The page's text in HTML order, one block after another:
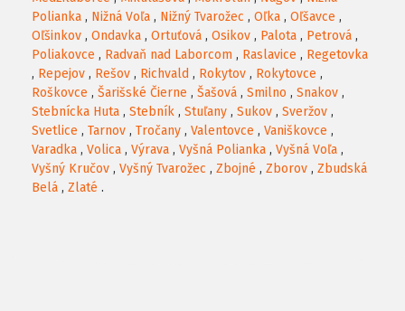
Polianka , Nižná Voľa , Nižný Tvarožec , Oľka , Oľšavce ,
Oľšinkov , Ondavka , Ortuťová , Osikov , Palota , Petrová ,
Poliakovce , Radvaň nad Laborcom , Raslavice , Regetovka
, Repejov , Rešov , Richvald , Rokytov , Rokytovce ,
Roškovce , Šarišské Čierne , Šašová , Smilno , Snakov ,
Stebnícka Huta , Stebník , Stuľany , Sukov , Sveržov ,
Svetlice , Tarnov , Tročany , Valentovce , Vaniškovce ,
Varadka , Volica , Výrava , Vyšná Polianka , Vyšná Voľa ,
Vyšný Kručov , Vyšný Tvarožec , Zbojné , Zborov , Zbudská
Belá , Zlaté .